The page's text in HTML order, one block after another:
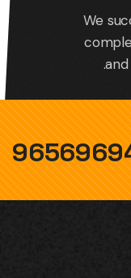
We